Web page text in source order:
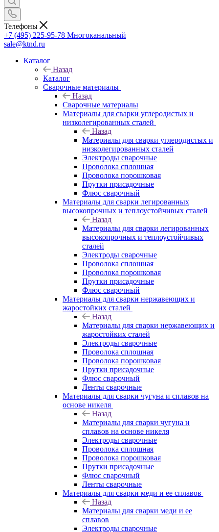
Телефоны
+7 (495) 225-95-78 Многоканальный
sale@ktnd.ru
Каталог
Назад
Каталог
Сварочные материалы
Назад
Сварочные материалы
Материалы для сварки углеродистых и
низколегированных сталей
Назад
Материалы для сварки углеродистых и
низколегированных сталей
Электроды сварочные
Проволока сплошная
Проволока порошковая
Прутки присадочные
Флюс сварочный
Материалы для сварки легированных
высокопрочных и теплоустойчивых сталей
Назад
Материалы для сварки легированных
высокопрочных и теплоустойчивых
сталей
Электроды сварочные
Проволока сплошная
Проволока порошковая
Прутки присадочные
Флюс сварочный
Материалы для сварки нержавеющих и
жаростойких сталей
Назад
Материалы для сварки нержавеющих и
жаростойких сталей
Электроды сварочные
Проволока сплошная
Проволока порошковая
Прутки присадочные
Флюс сварочный
Ленты сварочные
Материалы для сварки чугуна и сплавов на
основе никеля
Назад
Материалы для сварки чугуна и
сплавов на основе никеля
Электроды сварочные
Проволока сплошная
Проволока порошковая
Прутки присадочные
Флюс сварочный
Ленты сварочные
Материалы для сварки меди и ее сплавов
Назад
Материалы для сварки меди и ее
сплавов
Электроды сварочные